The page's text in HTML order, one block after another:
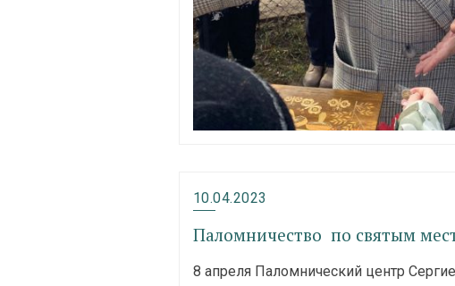
10.04.2023
Паломничество по святым
8 апреля Паломнический центр